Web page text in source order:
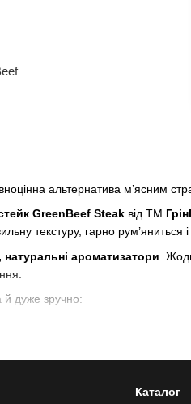
альтернатива м’ясним
GreenBeef Steak від TM
текстуру, гарно рум’яниться
натуральні ароматизатори .
дуже зручно:
або навіть ресторанноїКаталог